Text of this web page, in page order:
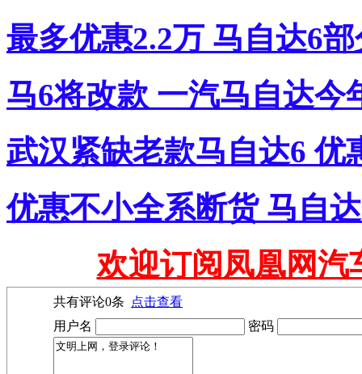
最多优惠2.2万 马自达6
马6将改款 一汽马自达今
武汉紧缺老款马自达6 优
优惠不小全系断货 马自
欢迎订阅凤凰网汽
共有评论0条
点击查看
用户名
密码